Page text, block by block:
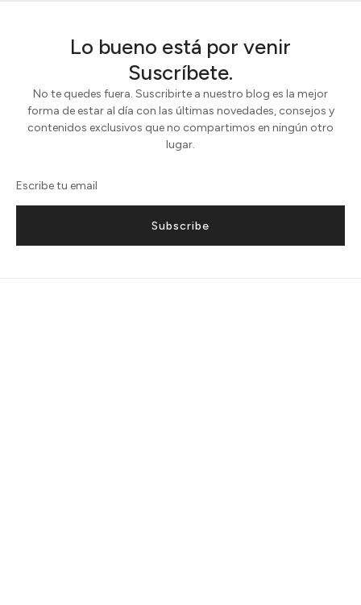
Lo bueno está por venir
Suscríbete.
No te quedes fuera. Suscribirte a nuestro blog es la mejor
forma de estar al día con las últimas novedades, consejos y
contenidos exclusivos que no compartimos en ningún otro
lugar.
Subscribe